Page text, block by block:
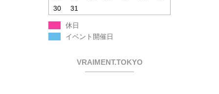
30
31
休日
イベント開催日
VRAIMENT.TOKYO